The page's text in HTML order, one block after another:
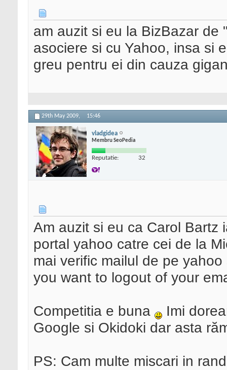
am auzit si eu la BizBazar de
asociere si cu Yahoo, insa si
greu pentru ei din cauza
29th May 2009, 15:46
vladgidea
Membru SeoPedia
Reputatie: 32
Am auzit si eu ca Carol Bartz
portal yahoo catre cei de la
mai verific mailul de pe
you want to logout of your
Competitia e buna
Imi
Google si Okidoki dar asta
PS: Cam multe miscari in